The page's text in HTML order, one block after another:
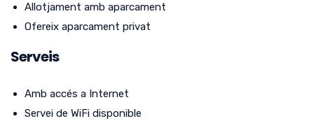
Allotjament amb aparcament
Ofereix aparcament privat
Serveis
Amb accés a Internet
Servei de WiFi disponible